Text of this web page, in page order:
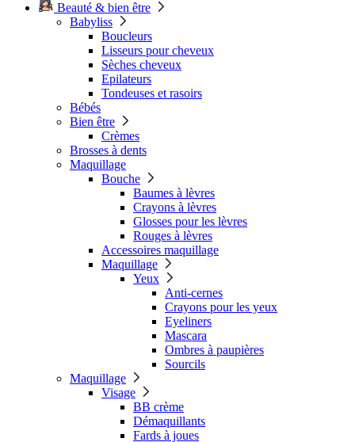
Beauté & bien être
Babyliss
Boucleurs
Lisseurs pour cheveux
Sèches cheveux
Epilateurs
Tondeuses et rasoirs
Bébés
Bien être
Crèmes
Brosses à dents
Maquillage
Bouche
Baumes à lèvres
Crayons à lèvres
Glosses pour les lèvres
Rouges à lèvres
Accessoires maquillage
Maquillage
Yeux
Anti-cernes
Crayons pour les yeux
Eyeliners
Mascara
Ombres à paupières
Sourcils
Maquillage
Visage
BB crème
Démaquillants
Fards à joues